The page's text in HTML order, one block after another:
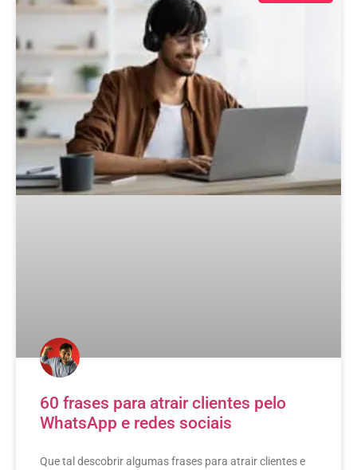
60 frases para atrair clientes pelo
WhatsApp e redes sociais
Que tal descobrir algumas frases para atrair clientes e